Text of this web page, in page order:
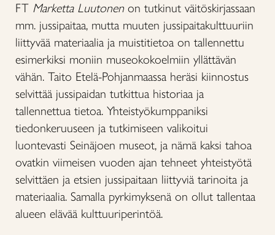
FT Marketta Luutonen on tutkinut väitöskirjassaan
mm. jussipaitaa, mutta muuten jussipaitakulttuuriin
liittyvää materiaalia ja muistitietoa on tallennettu
esimerkiksi moniin museokokoelmiin yllättävän
vähän. Taito Etelä-Pohjanmaassa heräsi kiinnostus
selvittää jussipaidan tutkittua historiaa ja
tallennettua tietoa. Yhteistyökumppaniksi
tiedonkeruuseen ja tutkimiseen valikoitui
luontevasti Seinäjoen museot, ja nämä kaksi tahoa
ovatkin viimeisen vuoden ajan tehneet yhteistyötä
selvittäen ja etsien jussipaitaan liittyviä tarinoita ja
materiaalia. Samalla pyrkimyksenä on ollut tallentaa
alueen elävää kulttuuriperintöä.